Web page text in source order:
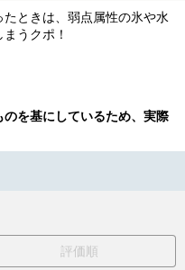
ときは、弱点属性の氷や水
うクポ！
を基にしているため、実際
評価順